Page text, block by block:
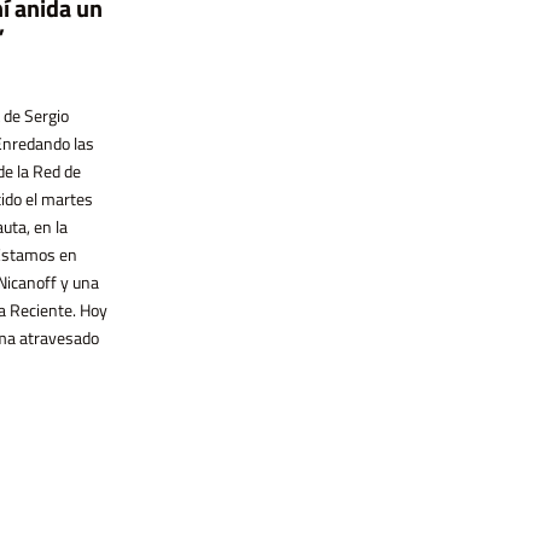
anida un
Sergio
las
la Red de
el martes
en la
en
y una
Reciente. Hoy
atravesado